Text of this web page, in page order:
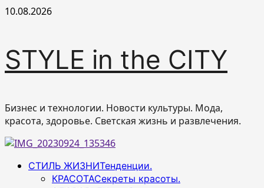
Перейти
10.08.2026
STYLE in the CITY
Бизнес и технологии. Новости культуры. Мода,
красота, здоровье. Светская жизнь и развлечения.
Основное
СТИЛЬ ЖИЗНИТенденции.
КРАСОТАСекреты красоты.